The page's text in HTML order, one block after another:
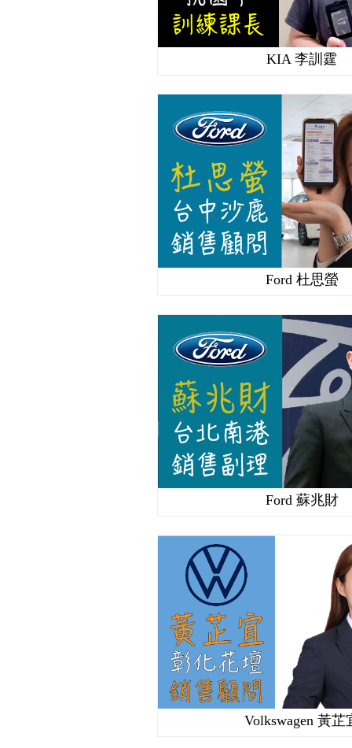
KIA 李訓霆
Ford 杜思螢
Ford 蘇兆財
Volkswagen 黃芷